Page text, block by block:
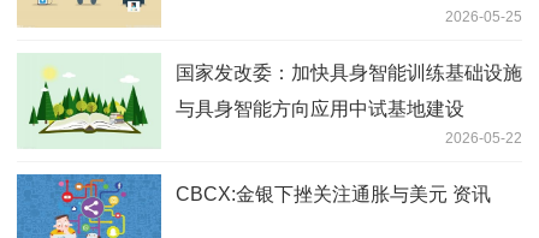
2026-05-25
国家发改委：加快具身智能训练基础设施
与具身智能方向应用中试基地建设
2026-05-22
CBCX:金银下挫关注通胀与美元 资讯